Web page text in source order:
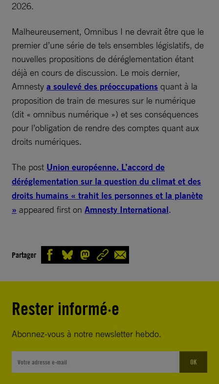
2026.
Malheureusement, Omnibus I ne devrait être que le
premier d’une série de tels ensembles législatifs, de
nouvelles propositions de déréglementation étant
déjà en cours de discussion. Le mois dernier,
Amnesty a soulevé des préoccupations quant à la
proposition de train de mesures sur le numérique
(dit « omnibus numérique ») et ses conséquences
pour l’obligation de rendre des comptes quant aux
droits numériques.
The post Union européenne. L’accord de
déréglementation sur la question du climat et des
droits humains « trahit les personnes et la planète
» appeared first on Amnesty International.
Partager
Rester informé·e
Abonnez-vous à notre newsletter hebdo.
OK